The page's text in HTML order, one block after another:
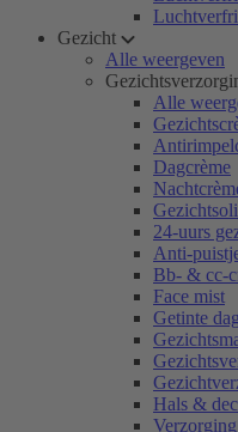
Gezicht
Alle weergeven
Alle
Dagcrème
24-uurs
Anti-
Bb- & cc-
Face mist
Getinte
Hals &